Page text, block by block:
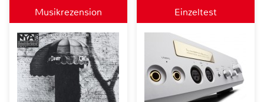
Musikrezension
Einzeltest